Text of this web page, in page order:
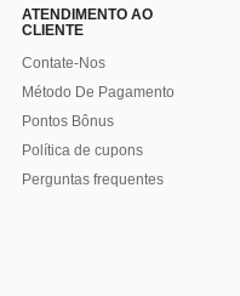
ATENDIMENTO AO
CLIENTE
Contate-Nos
Método De Pagamento
Pontos Bônus
Política de cupons
Perguntas frequentes